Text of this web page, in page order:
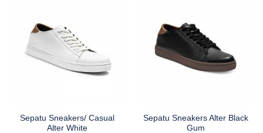
Sepatu Sneakers/ Casual
Alter White
Sepatu Sneakers Alter Black
Gum